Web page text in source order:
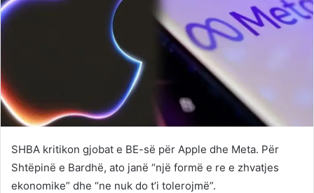
SHBA kritikon gjobat e BE-së për Apple dhe Meta. Për
Shtëpinë e Bardhë, ato janë “një formë e re e zhvatjes
ekonomike” dhe “ne nuk do t’i tolerojmë”.